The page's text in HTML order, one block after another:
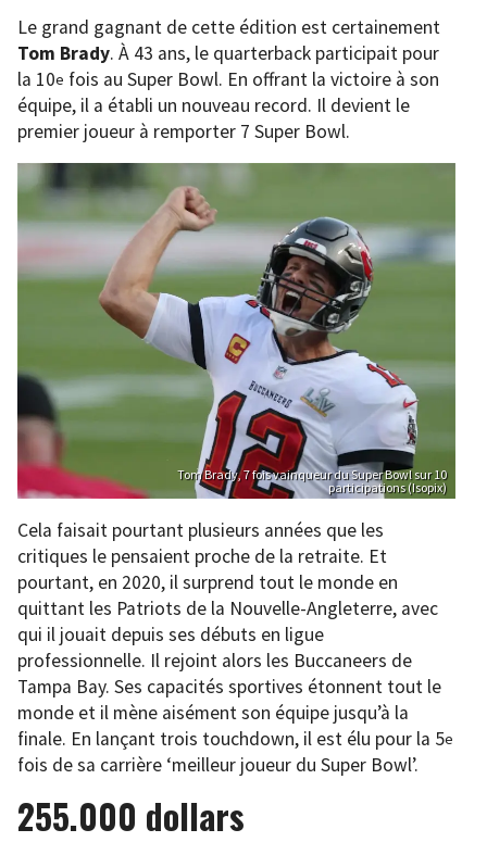
Le grand gagnant de cette édition est certainement
Tom Brady. À 43 ans, le quarterback participait pour
la 10e fois au Super Bowl. En offrant la victoire à son
équipe, il a établi un nouveau record. Il devient le
premier joueur à remporter 7 Super Bowl.
Tom Brady, 7 fois vainqueur du Super Bowl sur 10
participations (Isopix)
Cela faisait pourtant plusieurs années que les
critiques le pensaient proche de la retraite. Et
pourtant, en 2020, il surprend tout le monde en
quittant les Patriots de la Nouvelle-Angleterre, avec
qui il jouait depuis ses débuts en ligue
professionnelle. Il rejoint alors les Buccaneers de
Tampa Bay. Ses capacités sportives étonnent tout le
monde et il mène aisément son équipe jusqu’à la
finale. En lançant trois touchdown, il est élu pour la 5e
fois de sa carrière ‘meilleur joueur du Super Bowl’.
255.000 dollars